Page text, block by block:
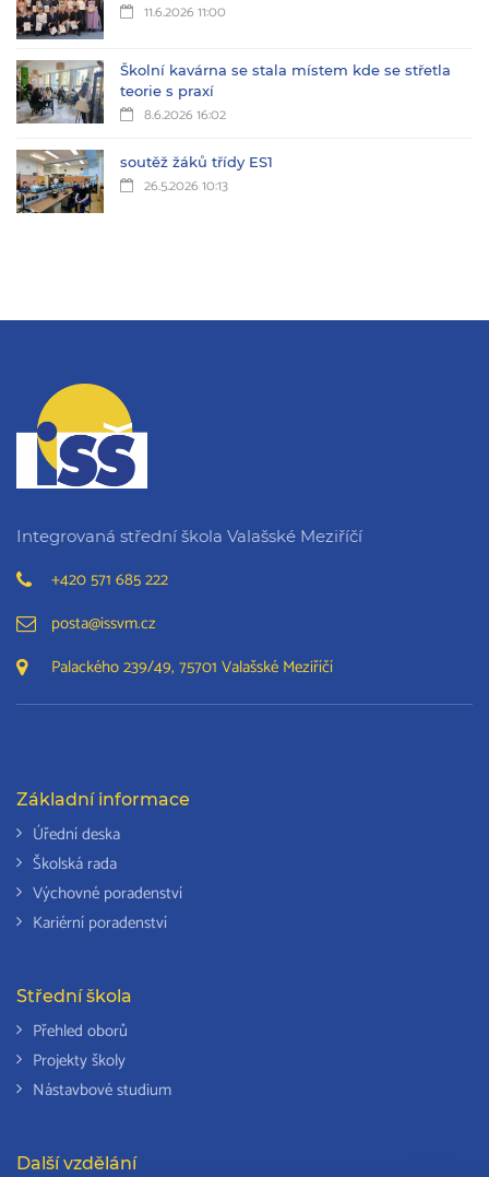
11.6.2026 11:00
Školní kavárna se stala místem kde se střetla
teorie s praxí
8.6.2026 16:02
soutěž žáků třídy ES1
26.5.2026 10:13
Integrovaná střední škola Valašské Meziříčí
+420 571 685 222
posta@issvm.cz
Palackého 239/49, 75701 Valašské Meziříčí
Základní informace
Úřední deska
Školská rada
Výchovné poradenství
Kariérní poradenství
Střední škola
Přehled oborů
Projekty školy
Nástavbové studium
Další vzdělání